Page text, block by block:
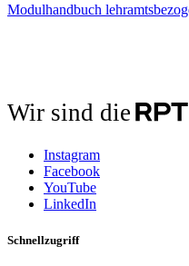
Modulhandbuch
Wir sind die
Instagram
Facebook
YouTube
LinkedIn
Schnellzugriff